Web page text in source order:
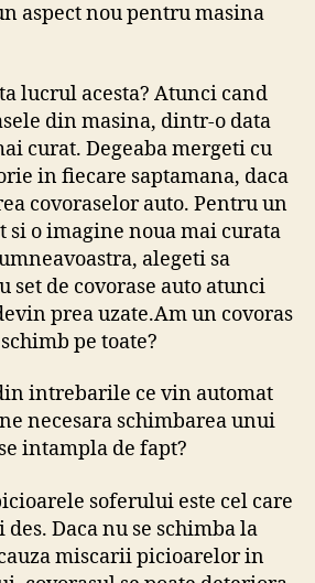
aspect nou pentru masina
lucrul acesta? Atunci cand
din masina, dintr-o data
curat. Degeaba mergeti cu
in fiecare saptamana, daca
covoraselor auto. Pentru un
si o imagine noua mai curata
alegeti sa
set de covorase auto atunci
prea uzate.Am un covoras
pe toate?
intrebarile ce vin automat
necesara schimbarea unui
intampla de fapt?
soferului este cel care
des. Daca nu se schimba la
miscarii picioarelor in